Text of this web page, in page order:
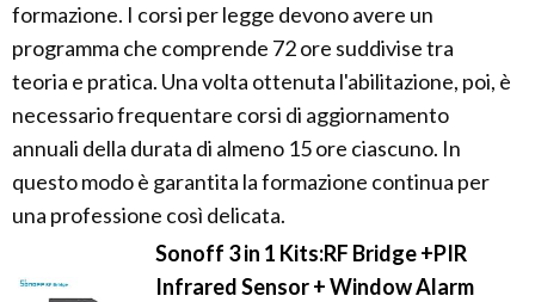
formazione. I corsi per legge devono avere un
programma che comprende 72 ore suddivise tra
teoria e pratica. Una volta ottenuta l'abilitazione, poi, è
necessario frequentare corsi di aggiornamento
annuali della durata di almeno 15 ore ciascuno. In
questo modo è garantita la formazione continua per
una professione così delicata.
Sonoff 3 in 1 Kits:RF Bridge +PIR
Infrared Sensor + Window Alarm